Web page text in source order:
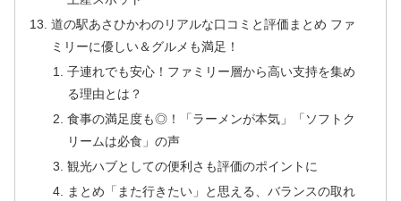
道の駅あさひかわのリアルな口コミと評価まとめ ファ
ミリーに優しい＆グルメも満足！
子連れでも安心！ファミリー層から高い支持を集め
る理由とは？
食事の満足度も◎！「ラーメンが本気」「ソフトク
リームは必食」の声
観光ハブとしての便利さも評価のポイントに
まとめ「また行きたい」と思える、バランスの取れ